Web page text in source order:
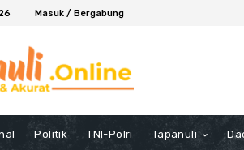
Masuk / Bergabung
Politik TNI-Polri Tapanuli